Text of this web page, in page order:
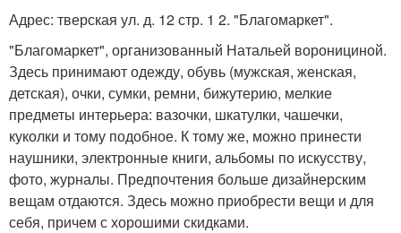
Адрес: тверская ул. д. 12 стр. 1 2. "Благомаркет".
"Благомаркет", организованный Натальей воронициной.
Здесь принимают одежду, обувь (мужская, женская,
детская), очки, сумки, ремни, бижутерию, мелкие
предметы интерьера: вазочки, шкатулки, чашечки,
куколки и тому подобное. К тому же, можно принести
наушники, электронные книги, альбомы по искусству,
фото, журналы. Предпочтения больше дизайнерским
вещам отдаются. Здесь можно приобрести вещи и для
себя, причем с хорошими скидками.